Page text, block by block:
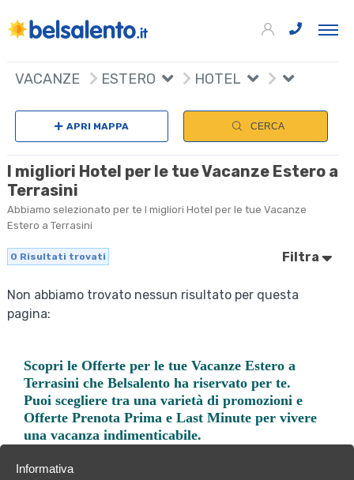
VACANZE ESTERO HOTEL
APRI MAPPA CERCA
I migliori Hotel per le tue Vacanze Estero a
Terrasini
Abbiamo selezionato per te I migliori Hotel per le tue Vacanze
Estero a Terrasini
0 Risultati trovati Filtra
Non abbiamo trovato nessun risultato per questa
pagina:
Scopri leOfferte per le tue Vacanze Estero a
Terrasini che Belsalento ha riservato per te.
Puoi scegliere tra una varietà di promozioni e
Offerte Prenota Prima e Last Minute per vivere
una vacanza indimenticabile.
Informativa